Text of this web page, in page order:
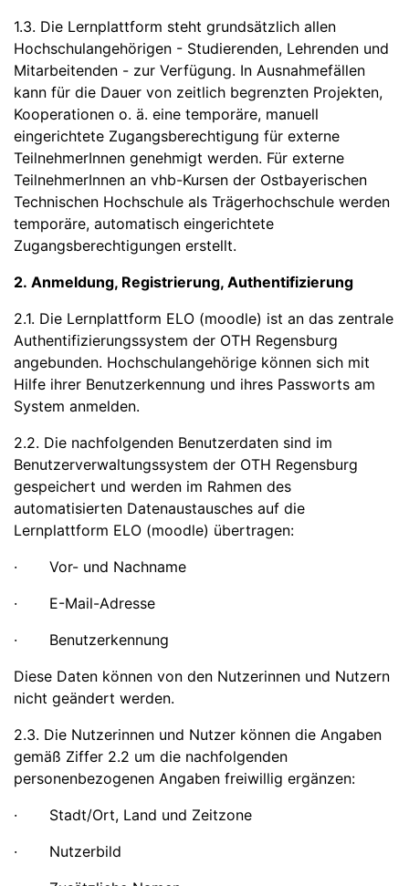
1.3. Die Lernplattform steht grundsätzlich allen
Hochschulangehörigen - Studierenden, Lehrenden und
Mitarbeitenden - zur Verfügung. In Ausnahmefällen
kann für die Dauer von zeitlich begrenzten Projekten,
Kooperationen o. ä. eine temporäre, manuell
eingerichtete Zugangsberechtigung für externe
TeilnehmerInnen genehmigt werden. Für externe
TeilnehmerInnen an vhb-Kursen der Ostbayerischen
Technischen Hochschule als Trägerhochschule werden
temporäre, automatisch eingerichtete
Zugangsberechtigungen erstellt.
2. Anmeldung, Registrierung, Authentifizierung
2.1. Die Lernplattform ELO (moodle) ist an das zentrale
Authentifizierungssystem der OTH Regensburg
angebunden. Hochschulangehörige können sich mit
Hilfe ihrer Benutzerkennung und ihres Passworts am
System anmelden.
2.2. Die nachfolgenden Benutzerdaten sind im
Benutzerverwaltungssystem der OTH Regensburg
gespeichert und werden im Rahmen des
automatisierten Datenaustausches auf die
Lernplattform ELO (moodle) übertragen:
· Vor- und Nachname
· E-Mail-Adresse
· Benutzerkennung
Diese Daten können von den Nutzerinnen und Nutzern
nicht geändert werden.
2.3. Die Nutzerinnen und Nutzer können die Angaben
gemäß Ziffer 2.2 um die nachfolgenden
personenbezogenen Angaben freiwillig ergänzen:
· Stadt/Ort, Land und Zeitzone
· Nutzerbild